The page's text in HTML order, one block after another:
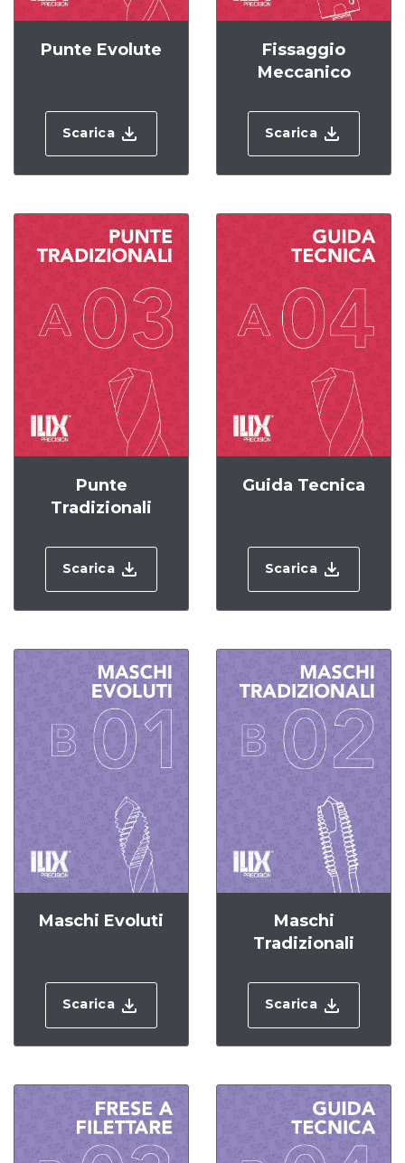
Punte Evolute
Scarica
Fissaggio
Meccanico
Scarica
Punte
Tradizionali
Scarica
Guida Tecnica
Scarica
Maschi Evoluti
Scarica
Maschi
Tradizionali
Scarica